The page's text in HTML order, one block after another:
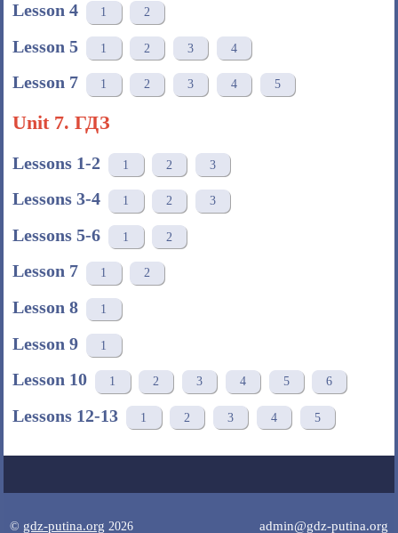
Lesson 4 1 2
Lesson 5 1 2 3 4
Lesson 7 1 2 3 4 5
Unit 7. ГДЗ
Lessons 1-2 1 2 3
Lessons 3-4 1 2 3
Lessons 5-6 1 2
Lesson 7 1 2
Lesson 8 1
Lesson 9 1
Lesson 10 1 2 3 4 5 6
Lessons 12-13 1 2 3 4 5
© gdz-putina.org 2026 admin@gdz-putina.org